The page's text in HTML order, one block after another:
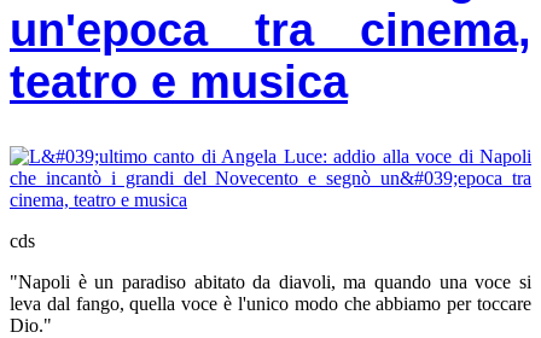
un'epoca tra cinema,
teatro e musica
cds
​"Napoli è un paradiso abitato da diavoli, ma quando una voce si
leva dal fango, quella voce è l'unico modo che abbiamo per toccare
Dio."